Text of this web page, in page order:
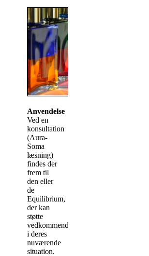
Anvendelse
Ved en
konsultation
(Aura-
Soma
læsning)
findes der
frem til
den eller
de
Equilibrium,
der kan
støtte
vedkommende
i deres
nuværende
situation.